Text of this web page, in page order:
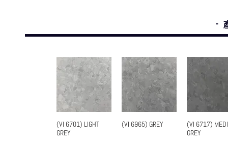
-
快速瀏覽
(VI 6701) LIGHT
GREY
快速瀏覽
(VI 6965) GREY 快速瀏覽
(VI 6717)
GREY